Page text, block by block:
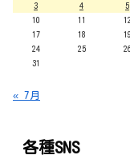
3
4 5
10
11 12
17
18 19
24
25 26
31
« 7月
各種SNS